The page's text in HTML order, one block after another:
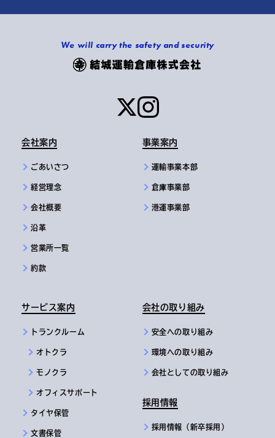
We will carry the safety and security
会社案内
ごあいさつ
経営理念
会社概要
沿革
営業所一覧
約款
事業案内
運輸事業本部
倉庫事業部
港運事業部
サービス案内
トランクルーム
オトクラ
モノクラ
オフィスサポート
タイヤ保管
文書保管
会社の取り組み
安全への取り組み
環境への取り組み
会社としての取り組み
採用情報
採用情報（新卒採用）